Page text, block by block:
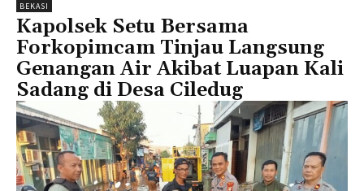
BEKASI
Kapolsek Setu Bersama
Forkopimcam Tinjau Langsung
Genangan Air Akibat Luapan Kali
Sadang di Desa Ciledug